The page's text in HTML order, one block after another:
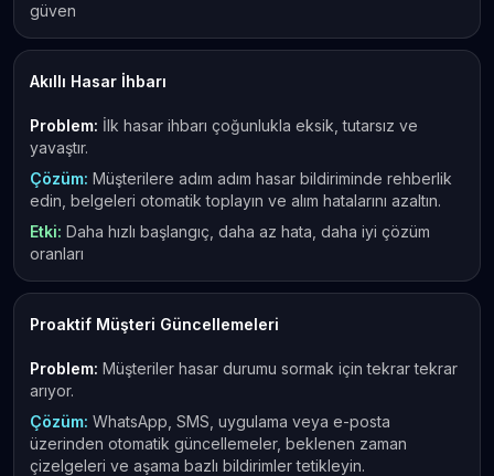
güven
Akıllı Hasar İhbarı
Problem: İlk hasar ihbarı çoğunlukla eksik, tutarsız ve
yavaştır.
Çözüm: Müşterilere adım adım hasar bildiriminde rehberlik
edin, belgeleri otomatik toplayın ve alım hatalarını azaltın.
Etki: Daha hızlı başlangıç, daha az hata, daha iyi çözüm
oranları
Proaktif Müşteri Güncellemeleri
Problem: Müşteriler hasar durumu sormak için tekrar tekrar
arıyor.
Çözüm: WhatsApp, SMS, uygulama veya e-posta
üzerinden otomatik güncellemeler, beklenen zaman
çizelgeleri ve aşama bazlı bildirimler tetikleyin.